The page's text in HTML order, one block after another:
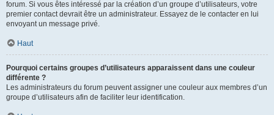
forum. Si vous êtes intéressé par la création d’un groupe d’utilisateurs, votre
premier contact devrait être un administrateur. Essayez de le contacter en lui
envoyant un message privé.
Haut
Pourquoi certains groupes d’utilisateurs apparaissent dans une couleur
différente ?
Les administrateurs du forum peuvent assigner une couleur aux membres d’un
groupe d’utilisateurs afin de faciliter leur identification.